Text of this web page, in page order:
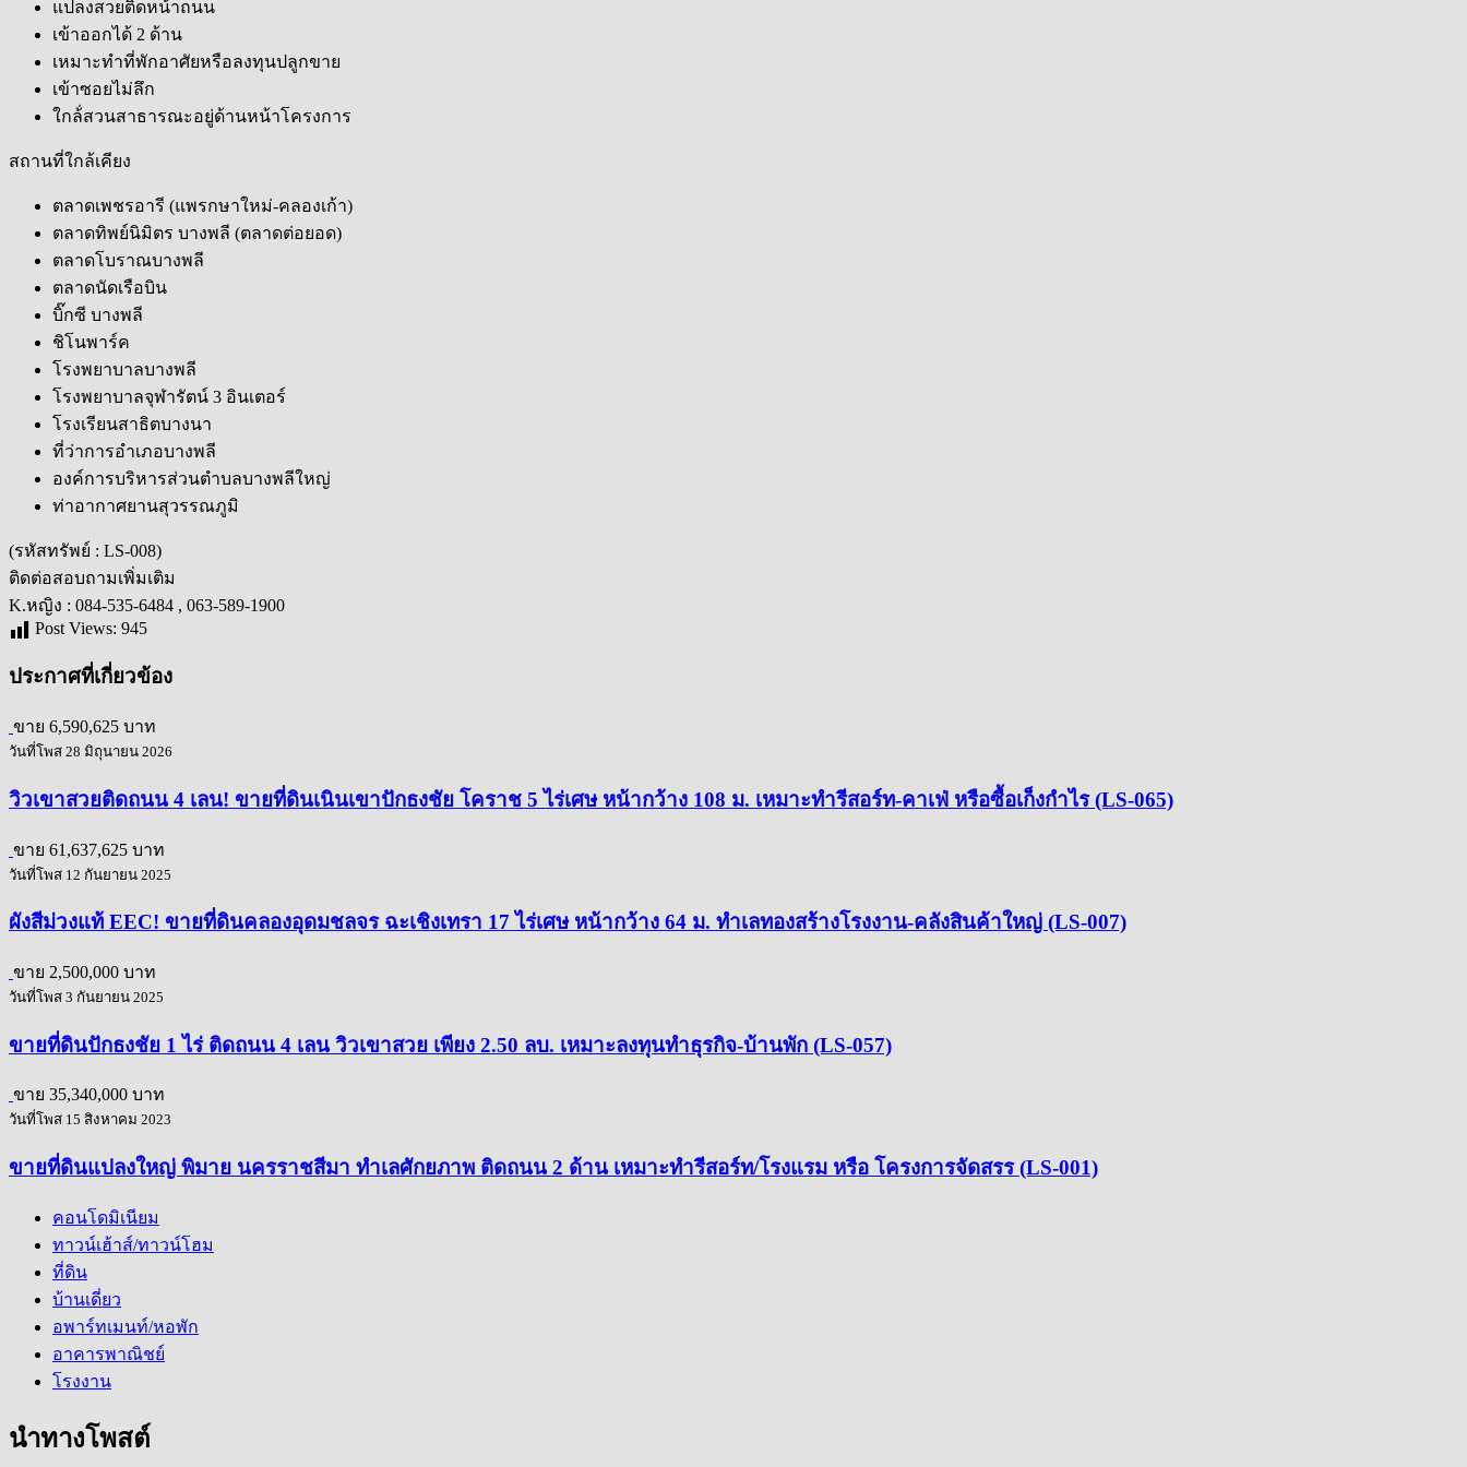
แปลงสวยติดหน้าถนน
เข้าออกได้ 2 ด้าน
เหมาะทำที่พักอาศัยหรือลงทุนปลูกขาย
เข้าซอยไม่ลึก
ใกล้่สวนสาธารณะอยู่ด้านหน้าโครงการ
สถานที่ใกล้เคียง
ตลาดเพชรอารี (แพรกษาใหม่-คลองเก้า)
ตลาดทิพย์นิมิตร บางพลี (ตลาดต่อยอด)
ตลาดโบราณบางพลี
ตลาดนัดเรือบิน
บิ๊กซี บางพลี
ชิโนพาร์ค
โรงพยาบาลบางพลี
โรงพยาบาลจุฬารัตน์ 3 อินเตอร์
โรงเรียนสาธิตบางนา
ที่ว่าการอำเภอบางพลี
องค์การบริหารส่วนตำบลบางพลีใหญ่
ท่าอากาศยานสุวรรณภูมิ
(รหัสทรัพย์ : LS-008)
ติดต่อสอบถามเพิ่มเติม
K.หญิง : 084-535-6484 , 063-589-1900
Post Views: 945
ประกาศที่เกี่ยวข้อง
ขาย 6,590,625 บาท
วันที่โพส 28 มิถุนายน 2026
วิวเขาสวยติดถนน 4 เลน! ขายที่ดินเนินเขาปักธงชัย โคราช 5 ไร่เศษ หน้ากว้าง 108 ม. เหมาะทำรีสอร์ท-คาเฟ่ หรือซื้อเก็งกำไร (LS-065)
ขาย 61,637,625 บาท
วันที่โพส 12 กันยายน 2025
ผังสีม่วงแท้ EEC! ขายที่ดินคลองอุดมชลจร ฉะเชิงเทรา 17 ไร่เศษ หน้ากว้าง 64 ม. ทำเลทองสร้างโรงงาน-คลังสินค้าใหญ่ (LS-007)
ขาย 2,500,000 บาท
วันที่โพส 3 กันยายน 2025
ขายที่ดินปักธงชัย 1 ไร่ ติดถนน 4 เลน วิวเขาสวย เพียง 2.50 ลบ. เหมาะลงทุนทำธุรกิจ-บ้านพัก (LS-057)
ขาย 35,340,000 บาท
วันที่โพส 15 สิงหาคม 2023
ขายที่ดินแปลงใหญ่ พิมาย นครราชสีมา ทำเลศักยภาพ ติดถนน 2 ด้าน เหมาะทำรีสอร์ท/โรงแรม หรือ โครงการจัดสรร (LS-001)
คอนโดมิเนียม
ทาวน์เฮ้าส์/ทาวน์โฮม
ที่ดิน
บ้านเดี่ยว
อพาร์ทเมนท์/หอพัก
อาคารพาณิชย์
โรงงาน
นำทางโพสต์